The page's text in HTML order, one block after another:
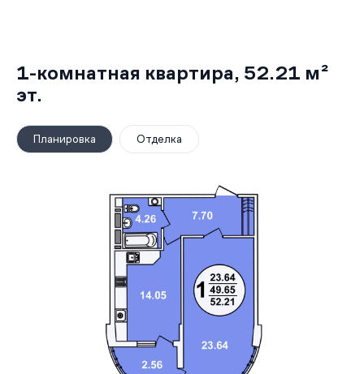
1-комнатная квартира, 52.21 м²
эт.
Планировка Отделка